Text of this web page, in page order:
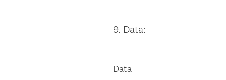
Question
9. Data:
Data